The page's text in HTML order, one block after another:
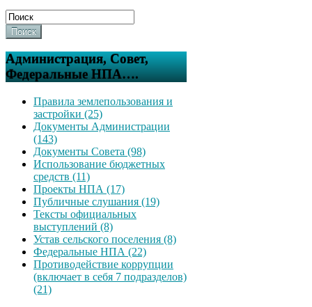
Поиск
Администрация, Совет,
Федеральные НПА….
Правила землепользования и
застройки (25)
Документы Администрации
(143)
Документы Совета (98)
Использование бюджетных
средств (11)
Проекты НПА (17)
Публичные слушания (19)
Тексты официальных
выступлений (8)
Устав сельского поселения (8)
Федеральные НПА (22)
Противодействие коррупции
(включает в себя 7 подразделов)
(21)